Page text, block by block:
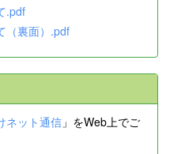
.pdf
（裏面）.pdf
ネット通信 」をWeb上でご